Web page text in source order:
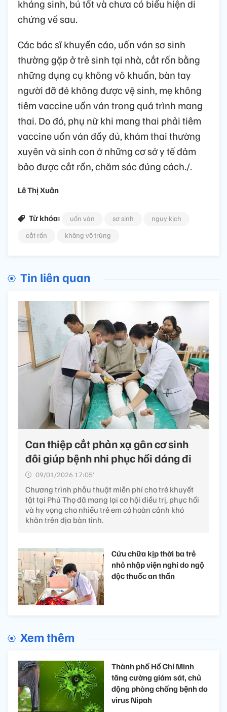
kháng sinh, bú tốt và chưa có biểu hiện di
chứng về sau.
Các bác sĩ khuyến cáo, uốn ván sơ sinh
thường gặp ở trẻ sinh tại nhà, cắt rốn bằng
những dụng cụ không vô khuẩn, bàn tay
người đỡ đẻ không được vệ sinh, mẹ không
tiêm vaccine uốn ván trong quá trình mang
thai. Do đó, phụ nữ khi mang thai phải tiêm
vaccine uốn ván đầy đủ, khám thai thường
xuyên và sinh con ở những cơ sở y tế đảm
bảo được cắt rốn, chăm sóc đúng cách./.
Lê Thị Xuân
Từ khóa: uốn ván sơ sinh
nguy kịch
cắt rốn
không vô trùng
Tin liên quan
Can thiệp cắt phản xạ gân cơ sinh
đôi giúp bệnh nhi phục hồi dáng đi
09/01/2026 17:05’
Chương trình phẫu thuật miễn phí cho trẻ khuyết
tật tại Phú Thọ đã mang lại cơ hội điều trị, phục hồi
và hy vọng cho nhiều trẻ em có hoàn cảnh khó
khăn trên địa bàn tỉnh.
Cứu chữa kịp thời ba trẻ
nhỏ nhập viện nghi do ngộ
độc thuốc an thần
Xem thêm
Thành phố Hồ Chí Minh
tăng cường giám sát, chủ
động phòng chống bệnh do
virus Nipah​